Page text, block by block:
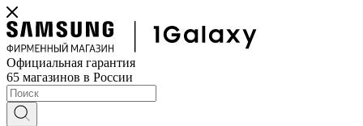
Официальная гарантия
65 магазинов в России